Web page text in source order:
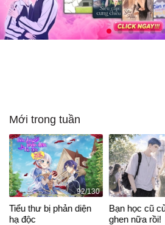
Mới trong tuần
92/130
Tiểu thư bị phản diện
hạ độc
Bạn học cũ
ghen nữa rồi!